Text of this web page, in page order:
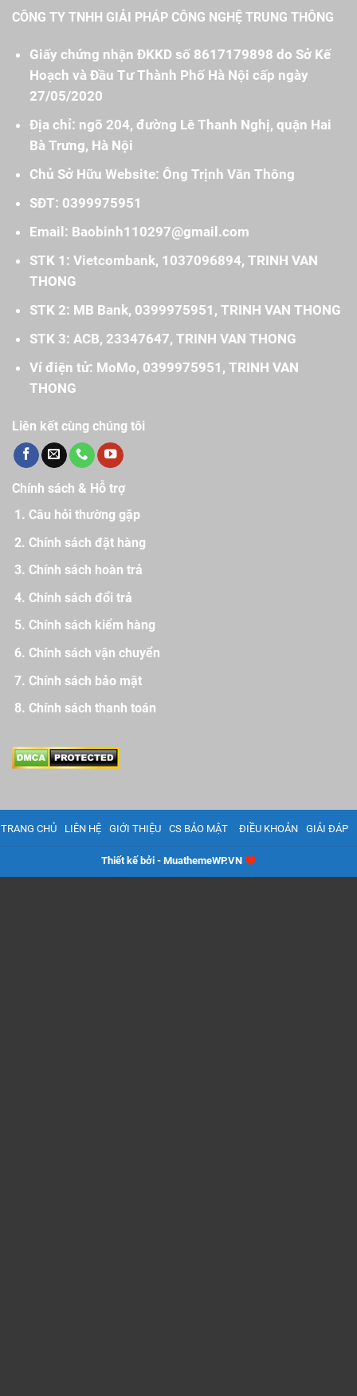
CÔNG TY TNHH GIẢI PHÁP CÔNG NGHỆ TRUNG THÔNG
Giấy chứng nhận ĐKKD số 8617179898 do Sở Kế
Hoạch và Đầu Tư Thành Phố Hà Nội cấp ngày
27/05/2020
Địa chỉ: ngõ 204, đường Lê Thanh Nghị, quận Hai
Bà Trưng, Hà Nội
Chủ Sở Hữu Website: Ông Trịnh Văn Thông
SĐT: 0399975951
Email: Baobinh110297@gmail.com
STK 1: Vietcombank, 1037096894, TRINH VAN
THONG
STK 2: MB Bank, 0399975951, TRINH VAN THONG
STK 3: ACB, 23347647, TRINH VAN THONG
Ví điện tử: MoMo, 0399975951, TRINH VAN
THONG
Liên kết cùng chúng tôi
Chính sách & Hỗ trợ
Câu hỏi thường gặp
Chính sách đặt hàng
Chính sách hoàn trả
Chính sách đổi trả
Chính sách kiểm hàng
Chính sách vận chuyển
Chính sách bảo mật
Chính sách thanh toán
TRANG CHỦ LIÊN HỆ GIỚI THIỆU CS BẢO MẬT ĐIỀU KHOẢN GIẢI ĐÁP
Thiết kế bởi - MuathemeWP.VN